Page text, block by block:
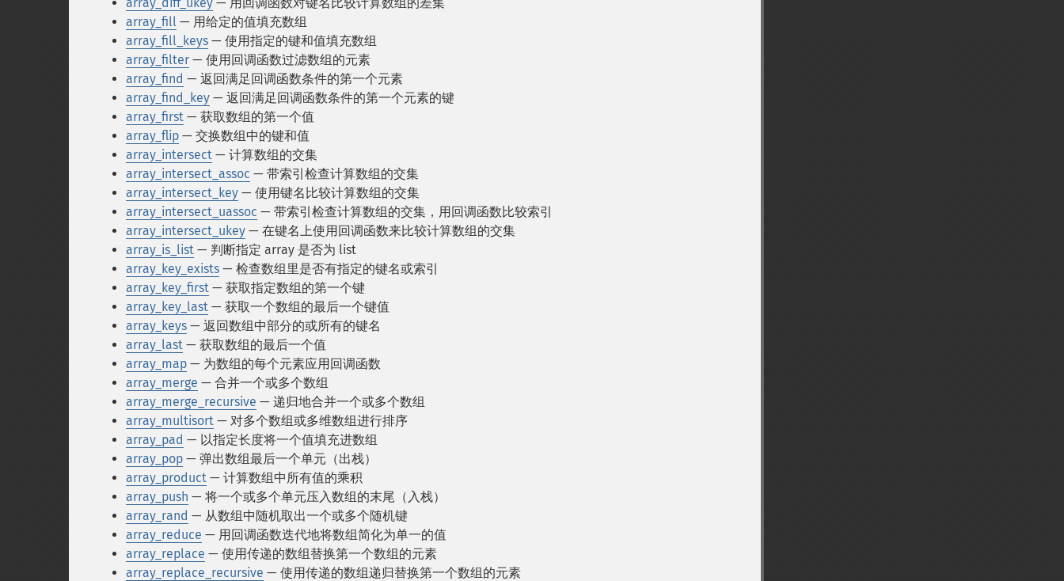
array_fill — 用给定的值填充数组
array_fill_keys — 使用指定的键和值填充数组
array_filter — 使用回调函数过滤数组的元素
array_find — 返回满足回调函数条件的第一个元素
array_find_key — 返回满足回调函数条件的第一个元素的键
array_first — 获取数组的第一个值
array_flip — 交换数组中的键和值
array_intersect — 计算数组的交集
array_intersect_assoc — 带索引检查计算数组的交集
array_intersect_key — 使用键名比较计算数组的交集
array_intersect_uassoc — 带索引检查计算数组的交集，用回调函数比较索引
array_intersect_ukey — 在键名上使用回调函数来比较计算数组的交集
array_is_list — 判断指定 array 是否为 list
array_key_exists — 检查数组里是否有指定的键名或索引
array_key_first — 获取指定数组的第一个键
array_key_last — 获取一个数组的最后一个键值
array_keys — 返回数组中部分的或所有的键名
array_last — 获取数组的最后一个值
array_map — 为数组的每个元素应用回调函数
array_merge — 合并一个或多个数组
array_merge_recursive — 递归地合并一个或多个数组
array_multisort — 对多个数组或多维数组进行排序
array_pad — 以指定长度将一个值填充进数组
array_pop — 弹出数组最后一个单元（出栈）
array_product — 计算数组中所有值的乘积
array_push — 将一个或多个单元压入数组的末尾（入栈）
array_rand — 从数组中随机取出一个或多个随机键
array_reduce — 用回调函数迭代地将数组简化为单一的值
array_replace — 使用传递的数组替换第一个数组的元素
array_replace_recursive — 使用传递的数组递归替换第一个数组的元素